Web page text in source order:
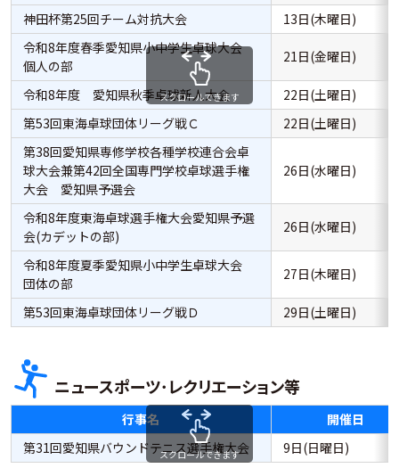
神田杯第25回チーム対抗大会
13日(木曜日)
令和8年度春季愛知県小中学生卓球大会
個人の部
21日(金曜日)
令和8年度 愛知県秋季卓球新人大会
22日(土曜日)
第53回東海卓球団体リーグ戦Ｃ
22日(土曜日)
第38回愛知県専修学校各種学校連合会卓
球大会兼第42回全国専門学校卓球選手権
大会 愛知県予選会
26日(水曜日)
令和8年度東海卓球選手権大会愛知県予選
会(カデットの部)
26日(水曜日)
令和8年度夏季愛知県小中学生卓球大会
団体の部
27日(木曜日)
第53回東海卓球団体リーグ戦Ｄ 29日(土曜日)
スクロールできます
ニュースポーツ･レクリエーション等
行事名
開催日
第31回愛知県バウンドテニス選手権大会
9日(日曜日)
スクロールできます